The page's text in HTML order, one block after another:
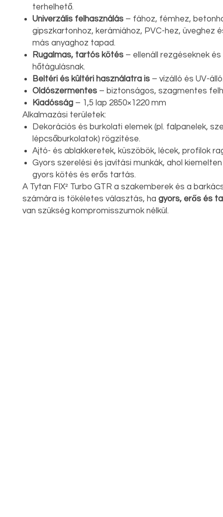
terhelhető.
Univerzális felhasználás – fához, fémhez,
gipszkartonhoz, kerámiához, PVC-hez, üveghez
más anyaghoz tapad.
Rugalmas, tartós kötés – ellenáll rezgéseknek és
hőtágulásnak.
Beltéri és kültéri használatra is – vízálló és UV-
Oldószermentes – biztonságos, szagmentes
Kiadósság – 1,5 lap 2850×1220 mm
Alkalmazási területek:
Dekorációs és burkolati elemek (pl. falpanelek,
lépcsőburkolatok) rögzítése.
Ajtó- és ablakkeretek, küszöbök, lécek, profilok
Gyors szerelési és javítási munkák, ahol
gyors kötés és erős tartás.
A Tytan FIX² Turbo GTR a szakemberek és a
számára is tökéletes választás, ha gyors, erős és
van szükség kompromisszumok nélkül.